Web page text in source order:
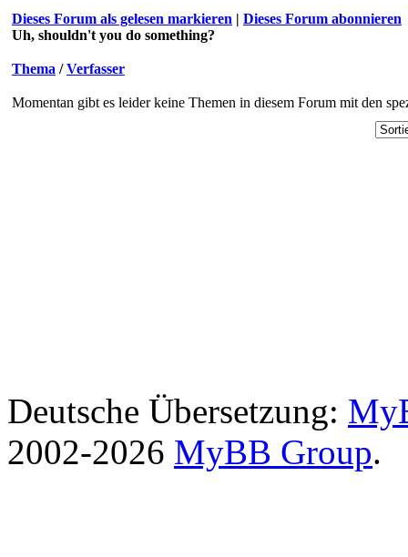
Dieses Forum als gelesen markieren | Dieses Forum abonnieren
Uh, shouldn't you do something?
Thema /Verfasser
Momentan gibt es leider keine Themen in diesem Forum mit den
Deutsche Übersetzung:
2002-2026 MyBB Group.